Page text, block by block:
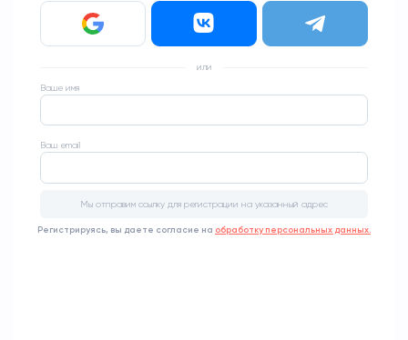
или
Ваше имя
Ваш email
Мы отправим ссылку для регистрации на указанный адрес
Регистрируясь, вы даете согласие на обработку персональных данных.